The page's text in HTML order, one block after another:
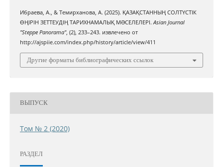
Ибраева, А., & Темирханова, А. (2025). ҚАЗАҚСТАННЫҢ СОЛТҮСТІК
ӨҢІРІН ЗЕТТЕУДІҢ ТАРИХНАМАЛЫҚ МƏСЕЛЕЛЕРІ.Asian Journal
"Steppe Panorama", (2), 233–243. извлечено от
http://ajspiie.com/index.php/history/article/view/411
Другие форматы библиографических ссылок
ВЫПУСК
Том № 2 (2020)
РАЗДЕЛ